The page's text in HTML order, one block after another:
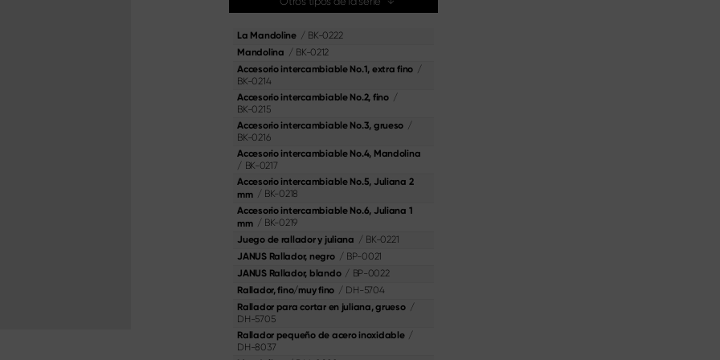
China
filetear y deshuesar
The Legend – Anniversary Edition
Shun Classic Red
Juego Shun Kohen
Cuchillos y sets de regalo
Materialien & Pflege
Descúbrelo aquí
La Mandoline / BK-0222
Mandolina / BK-0212
Accesorio intercambiable No.1, extra fino /
BK-0214
Accesorio intercambiable No.2, fino /
BK-0215
Accesorio intercambiable No.3, grueso /
BK-0216
Accesorio intercambiable No.4, Mandolina
/ BK-0217
Accesorio intercambiable No.5, Juliana 2
mm / BK-0218
Accesorio intercambiable No.6, Juliana 1
mm / BK-0219
Juego de rallador y juliana / BK-0221
JANUS Rallador, negro / BP-0021
JANUS Rallador, blando / BP-0022
Rallador, fino/muy fino / DH-5704
Rallador para cortar en juliana, grueso /
DH-5705
Rallador pequeño de acero inoxidable /
DH-8037